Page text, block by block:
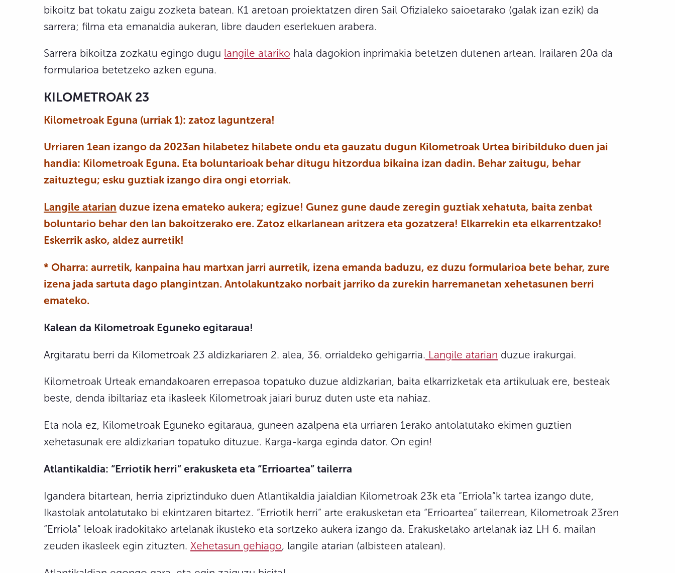
bikoitz bat tokatu zaigu zozketa batean. K1 aretoan proiektatzen diren Sail Ofizialeko saioetarako (galak izan ezik) da
sarrera; filma eta emanaldia aukeran, libre dauden eserlekuen arabera.
Sarrera bikoitza zozkatu egingo dugu langile atariko hala dagokion inprimakia betetzen dutenen artean. Irailaren 20a da
formularioa betetzeko azken eguna.
KILOMETROAK 23
Kilometroak Eguna (urriak 1): zatoz laguntzera!
Urriaren 1ean izango da 2023an hilabetez hilabete ondu eta gauzatu dugun Kilometroak Urtea biribilduko duen jai
handia: Kilometroak Eguna. Eta boluntarioak behar ditugu hitzordua bikaina izan dadin. Behar zaitugu, behar
zaituztegu; esku guztiak izango dira ongi etorriak.
Langile atarian duzue izena emateko aukera; egizue! Gunez gune daude zeregin guztiak xehatuta, baita zenbat
boluntario behar den lan bakoitzerako ere. Zatoz elkarlanean aritzera eta gozatzera! Elkarrekin eta elkarrentzako!
Eskerrik asko, aldez aurretik!
* Oharra: aurretik, kanpaina hau martxan jarri aurretik, izena emanda baduzu, ez duzu formularioa bete behar, zure
izena jada sartuta dago plangintzan. Antolakuntzako norbait jarriko da zurekin harremanetan xehetasunen berri
emateko.
Kalean da Kilometroak Eguneko egitaraua!
Argitaratu berri da Kilometroak 23 aldizkariaren 2. alea, 36. orrialdeko gehigarria. Langile atarian duzue irakurgai.
Kilometroak Urteak emandakoaren errepasoa topatuko duzue aldizkarian, baita elkarrizketak eta artikuluak ere, besteak
beste, denda ibiltariaz eta ikasleek Kilometroak jaiari buruz duten uste eta nahiaz.
Eta nola ez, Kilometroak Eguneko egitaraua, guneen azalpena eta urriaren 1erako antolatutako ekimen guztien
xehetasunak ere aldizkarian topatuko dituzue. Karga-karga eginda dator. On egin!
Atlantikaldia: “Erriotik herri” erakusketa eta “Errioartea” tailerra
Igandera bitartean, herria zipriztinduko duen Atlantikaldia jaialdian Kilometroak 23k eta “Erriola”k tartea izango dute,
Ikastolak antolatutako bi ekintzaren bitartez. “Erriotik herri” arte erakusketan eta “Errioartea” tailerrean, Kilometroak 23ren
“Erriola” leloak iradokitako artelanak ikusteko eta sortzeko aukera izango da. Erakusketako artelanak iaz LH 6. mailan
zeuden ikasleek egin zituzten. Xehetasun gehiago, langile atarian (albisteen atalean).